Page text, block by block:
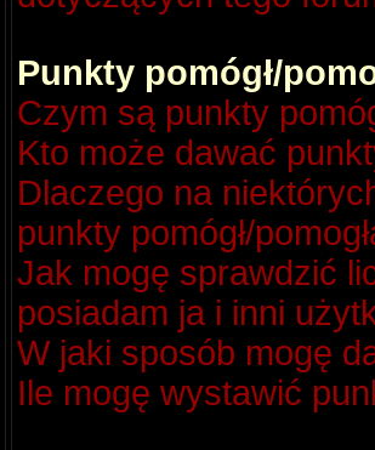
Punkty pomógł/
Czym są punkty
Kto może dawać
Dlaczego na
punkty pomógł/
Jak mogę sprawdzić
posiadam ja i inni
W jaki sposób mogę
Ile mogę wystawić